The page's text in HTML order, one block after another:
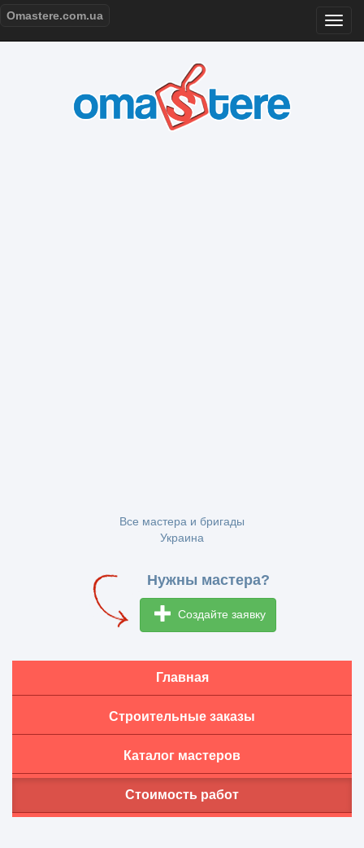
Omastere.com.ua
Все мастера и бригады
Украина
Нужны мастера?
Создайте заявку
Главная
Строительные заказы
Каталог мастеров
Стоимость работ